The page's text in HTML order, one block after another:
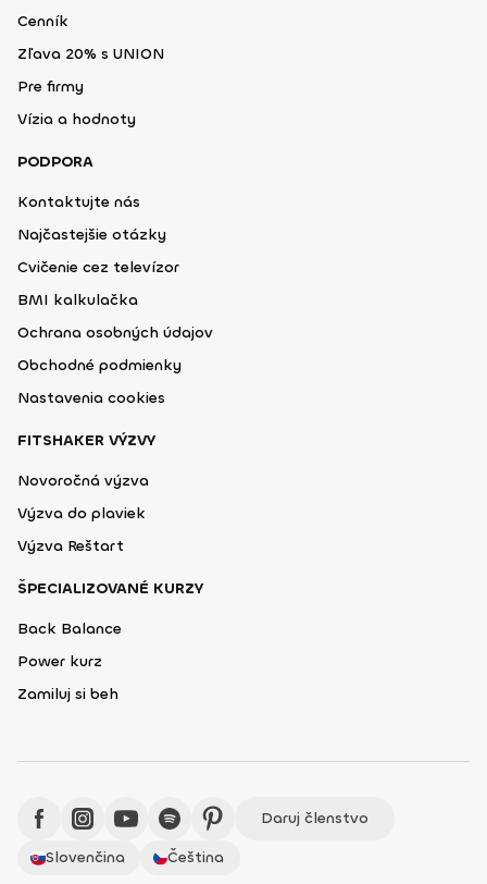
Cenník
Zľava 20% s UNION
Pre firmy
Vízia a hodnoty
PODPORA
Kontaktujte nás
Najčastejšie otázky
Cvičenie cez televízor
BMI kalkulačka
Ochrana osobných údajov
Obchodné podmienky
Nastavenia cookies
FITSHAKER VÝZVY
Novoročná výzva
Výzva do plaviek
Výzva Reštart
ŠPECIALIZOVANÉ KURZY
Back Balance
Power kurz
Zamiluj si beh
Daruj členstvo
Slovenčina
Čeština